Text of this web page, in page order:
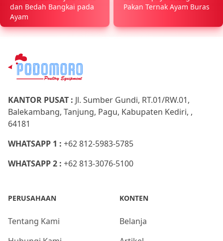
dan Bedah Bangkai pada
Ayam
Pakan Ternak Ayam Buras
KANTOR PUSAT : Jl. Sumber Gundi, RT.01/RW.01,
Balekambang, Tanjung, Pagu, Kabupaten Kediri, ,
64181
WHATSAPP 1 : +62 812-5983-5785
WHATSAPP 2 : +62 813-3076-5100
PERUSAHAAN
Tentang Kami
KONTEN
Belanja